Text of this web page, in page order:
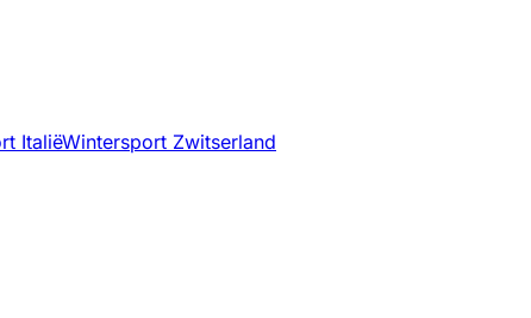
ItaliëWintersport Zwitserland